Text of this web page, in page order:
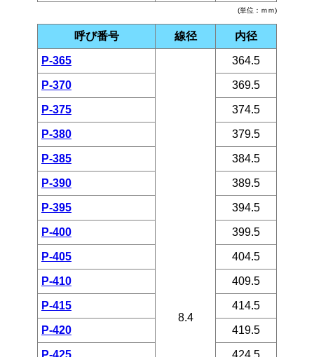
(単位：ｍｍ)
呼び番号 線径 内径
P-365
8.4
364.5
P-370 369.5
P-375 374.5
P-380 379.5
P-385 384.5
P-390 389.5
P-395 394.5
P-400 399.5
P-405 404.5
P-410 409.5
P-415 414.5
P-420 419.5